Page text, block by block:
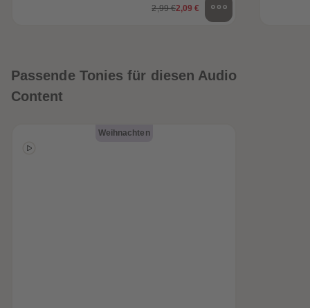
2,99 €2,09 €
Passende Tonies für diesen Audio
Content
Weihnachten